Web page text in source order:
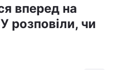
вперед на
розповіли, чи